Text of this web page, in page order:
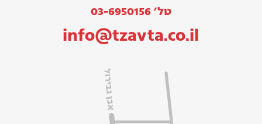
טל׳ 03-6950156
info@tzavta.co.il